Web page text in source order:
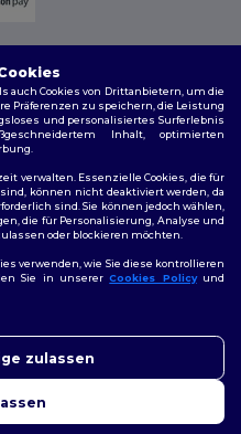
Richtlinie|Site Map
auch Cookies von Drittanbietern, um die
Präferenzen zu speichern, die Leistung
und personalisiertes Surferlebnis
Inhalt, optimierten
verwalten. Essenzielle Cookies, die für
können nicht deaktiviert werden, da
sind. Sie können jedoch wählen,
die für Personalisierung, Analyse und
oder blockieren möchten.
verwenden, wie Sie diese kontrollieren
Sie in unsererCookies Policyund
zulassen
kontaktieren.
zu helfen.